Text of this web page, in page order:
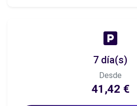
7 día(s)
Desde
41,42 €